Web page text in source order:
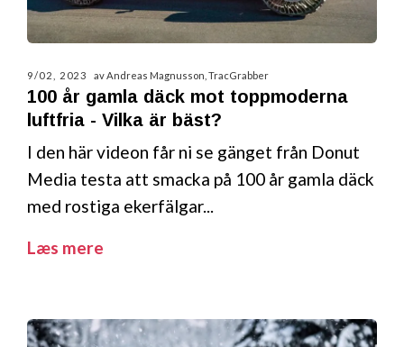
9/02, 2023 av Andreas Magnusson, TracGrabber
100 år gamla däck mot toppmoderna
luftfria - Vilka är bäst?
I den här videon får ni se gänget från Donut
Media testa att smacka på 100 år gamla däck
med rostiga ekerfälgar...
Læs mere